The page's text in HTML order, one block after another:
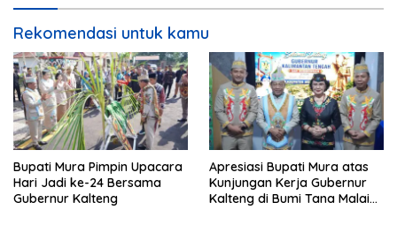
Rekomendasi untuk kamu
Bupati Mura Pimpin Upacara
Hari Jadi ke-24 Bersama
Gubernur Kalteng
Apresiasi Bupati Mura atas
Kunjungan Kerja Gubernur
Kalteng di Bumi Tana Malai